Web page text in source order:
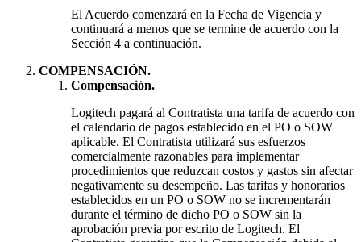
El Acuerdo comenzará en la Fecha de Vigencia y
continuará a menos que se termine de acuerdo con la
Sección 4 a continuación.
COMPENSACIÓN.
Compensación.
Logitech pagará al Contratista una tarifa de acuerdo con
el calendario de pagos establecido en el PO o SOW
aplicable. El Contratista utilizará sus esfuerzos
comercialmente razonables para implementar
procedimientos que reduzcan costos y gastos sin afectar
negativamente su desempeño. Las tarifas y honorarios
establecidos en un PO o SOW no se incrementarán
durante el término de dicho PO o SOW sin la
aprobación previa por escrito de Logitech. El